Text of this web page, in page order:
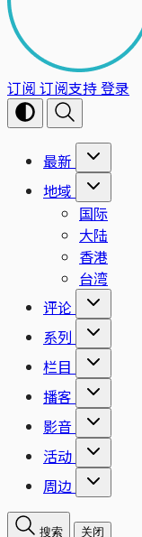
订阅 订阅支持登录
最新
地域
国际
大陆
香港
台湾
评论
系列
栏目
播客
影音
活动
周边
搜索 关闭